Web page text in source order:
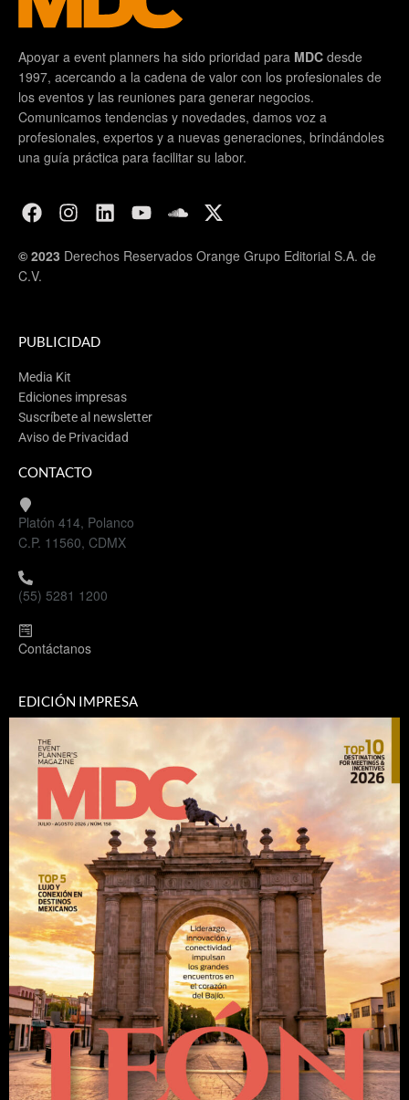
Apoyar a event planners ha sido prioridad para MDC desde
1997, acercando a la cadena de valor con los profesionales de
los eventos y las reuniones para generar negocios.
Comunicamos tendencias y novedades, damos voz a
profesionales, expertos y a nuevas generaciones, brindándoles
una guía práctica para facilitar su labor.
© 2023 Derechos Reservados Orange Grupo Editorial S.A. de
C.V.
PUBLICIDAD
Media Kit
Ediciones impresas
Suscríbete al newsletter
Aviso de Privacidad
CONTACTO
Platón 414, Polanco
C.P. 11560, CDMX
(55) 5281 1200
Contáctanos
EDICIÓN IMPRESA